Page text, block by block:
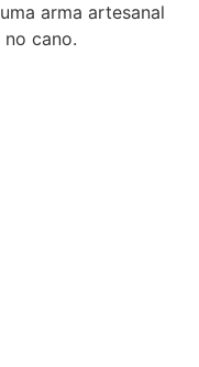
arma artesanal
cano.